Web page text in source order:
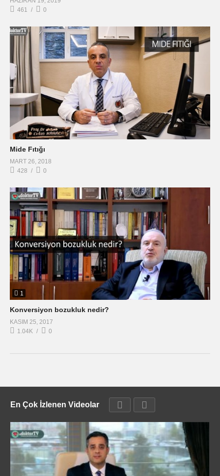
461
0
Mide Fıtığı
MART 26, 2018
428
0
1
Konversiyon bozukluk nedir?
KASIM 25, 2017
1.04K
0
En Çok İzlenen Videolar